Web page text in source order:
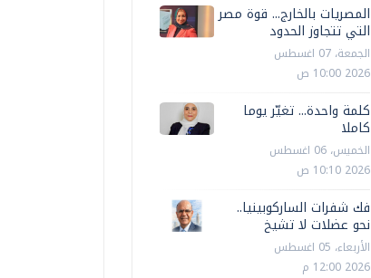
المصريات بالخارج... قوة مصر
التي تتجاوز الحدود
الجمعة، 07 اغسطس
2026 10:00 ص
كلمة واحدة... تغيّر يوما
كاملا
الخميس، 06 اغسطس
2026 10:10 ص
فك شفرات الساركوبينيا..
نحو عضلات لا تشيخ
الأربعاء، 05 اغسطس
2026 12:00 م